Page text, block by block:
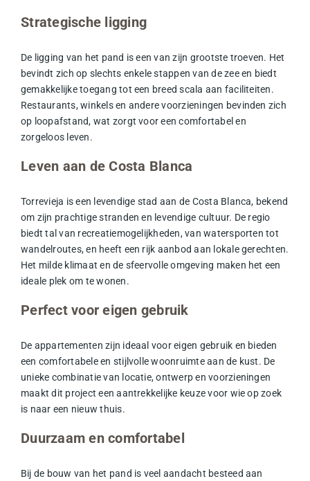
Strategische ligging
De ligging van het pand is een van zijn grootste troeven. Het
bevindt zich op slechts enkele stappen van dezeeen biedt
gemakkelijke toegang tot een breed scala aan faciliteiten.
Restaurants, winkels en andere voorzieningen bevinden zich
op loopafstand, wat zorgt voor een comfortabel en
zorgeloos leven.
Leven aan de Costa Blanca
Torrevieja is een levendige stad aan de Costa Blanca, bekend
om zijn prachtige stranden en levendige cultuur. De regio
biedt tal van recreatiemogelijkheden, van watersporten tot
wandelroutes, en heeft een rijk aanbod aan lokale gerechten.
Het milde klimaat en de sfeervolle omgeving maken het een
ideale plek om te wonen.
Perfect voor eigen gebruik
De appartementen zijn ideaal voor eigen gebruik en bieden
een comfortabele en stijlvolle woonruimte aan de kust. De
unieke combinatie van locatie, ontwerp en voorzieningen
maakt dit project een aantrekkelijke keuze voor wie op zoek
is naar een nieuw thuis.
Duurzaam en comfortabel
Bij de bouw van het pand is veel aandacht besteed aan